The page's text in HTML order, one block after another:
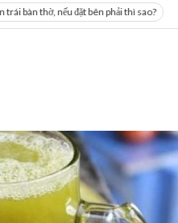
đặt bên phải thì sao? Cách